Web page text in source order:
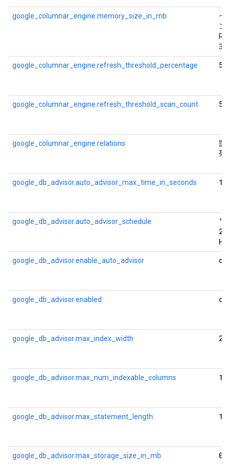
google_columnar_engine.memory_size_in_mb
イ
ン
google_columnar_engine.refresh_threshold_percentage 50
google_columnar_engine.refresh_threshold_scan_count 5
google_columnar_engine.relations
空
列
google_db_advisor.auto_advisor_max_time_in_seconds
google_db_advisor.auto_advisor_schedule
24
google_db_advisor.enable_auto_advisor on
google_db_advisor.enabled on
google_db_advisor.max_index_width 2
google_db_advisor.max_num_indexable_columns
google_db_advisor.max_statement_length
google_db_advisor.max_storage_size_in_mb 0